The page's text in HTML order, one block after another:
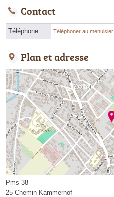
Contact
Téléphone Téléphoner au menuisier
Plan et adresse
Pms 38
25 Chemin Kammerhof